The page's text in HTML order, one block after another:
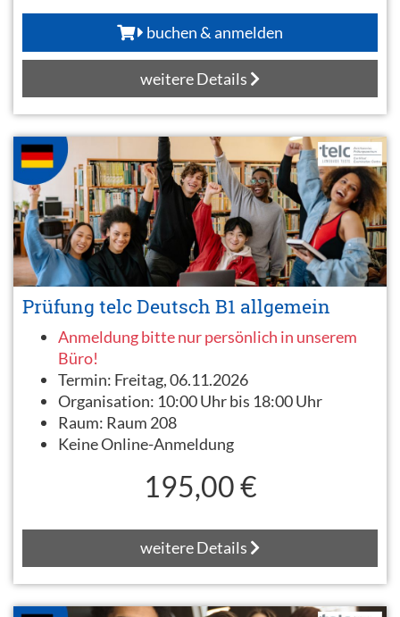
buchen & anmelden
weitere Details
Prüfung telc Deutsch B1 allgemein
Anmeldung bitte nur persönlich in unserem
Büro!
Termin: Freitag, 06.11.2026
Organisation: 10:00 Uhr bis 18:00 Uhr
Raum: Raum 208
Keine Online-Anmeldung
195,00 €
weitere Details